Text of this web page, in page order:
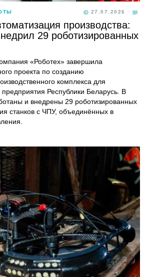
27.07.2026
производства:
29 роботизированных
«Роботех» завершила
проекта по созданию
комплекса для
Республики Беларусь. В
и внедрены 29 роботизированных
станков с ЧПУ, объединённых в